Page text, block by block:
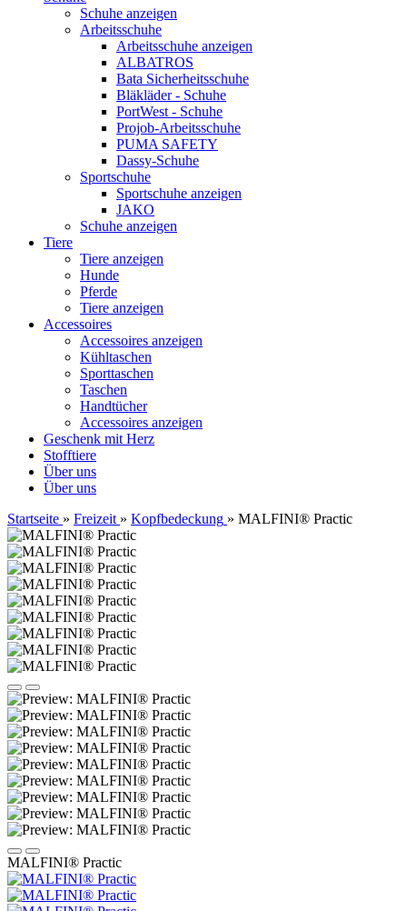
Schuhe anzeigen
Arbeitsschuhe
Arbeitsschuhe anzeigen
ALBATROS
Bata Sicherheitsschuhe
Bläkläder - Schuhe
PortWest - Schuhe
Projob-Arbeitsschuhe
PUMA SAFETY
Dassy-Schuhe
Sportschuhe
Sportschuhe anzeigen
JAKO
Schuhe anzeigen
Tiere
Tiere anzeigen
Hunde
Pferde
Tiere anzeigen
Accessoires
Accessoires anzeigen
Kühltaschen
Sporttaschen
Taschen
Handtücher
Accessoires anzeigen
Geschenk mit Herz
Stofftiere
Über uns
Über uns
Startseite » Freizeit » Kopfbedeckung » MALFINI® Practic
MALFINI® Practic